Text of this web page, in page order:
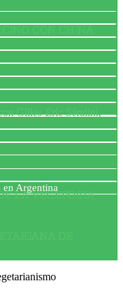
CON CHINA
Gilles-Eric Séralini,
LA VEGEFOBIA
DE
en Argentina